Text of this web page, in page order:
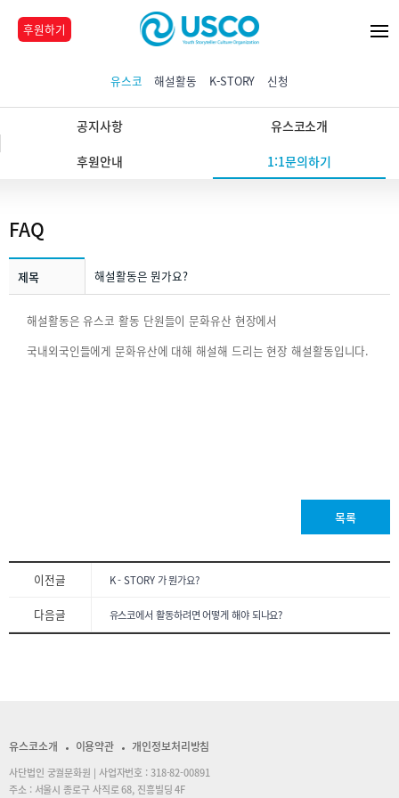
후원하기
유스코 해설활동 K-STORY 신청
공지사항
유스코소개
후원안내
1:1문의하기
FAQ
제목 해설활동은 뭔가요?
해설활동은 유스코 활동 단원들이 문화유산 현장에서
국내외국인들에게 문화유산에 대해 해설해 드리는 현장 해설활동입니다.
목록
이전글 K - STORY 가 뭔가요?
다음글 유스코에서 활동하려면 어떻게 해야 되나요?
유스코소개 이용약관 개인정보처리방침
사단법인 궁궐문화원 | 사업자번호 : 318-82-00891
주소 : 서울시 종로구 사직로 68, 진흥빌딩 4F